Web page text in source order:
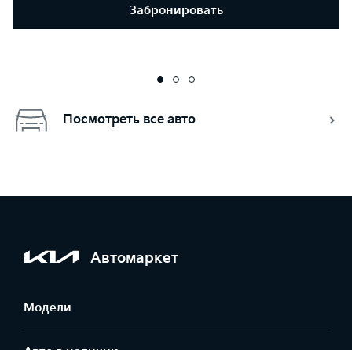
Забронировать
Посмотреть все авто
Автомаркет
Модели